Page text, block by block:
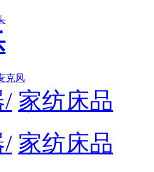
克风
/ 家纺床品
/ 家纺床品